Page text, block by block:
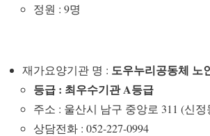
정원 : 9명
재가요양기관 명 : 도우누리공동체 노
등급 : 최우수기관 A등급
주소 : 울산시 남구 중앙로 311 (신정
상담전화 : 052-227-0994